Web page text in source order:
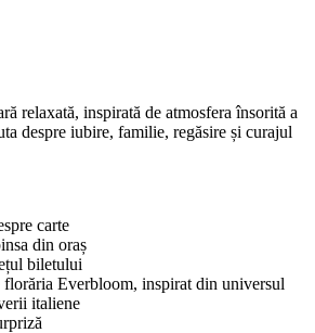
relaxată, inspirată de atmosfera însorită a
despre iubire, familie, regăsire și curajul
carte
din oraș
biletului
Everbloom, inspirat din universul
italiene